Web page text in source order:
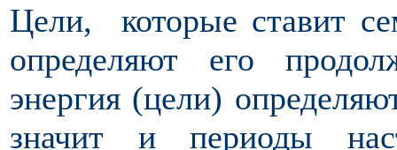
Цели, которые ставит
определяют его
энергия (цели)
значит и периоды